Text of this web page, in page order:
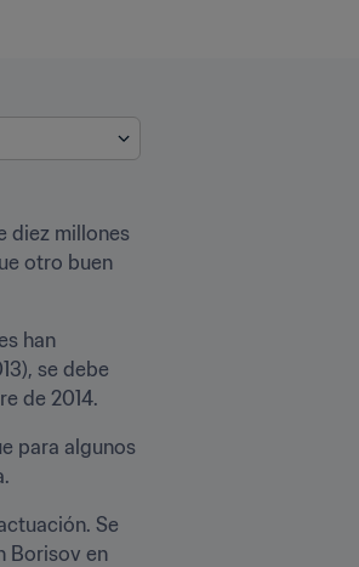
diez millones
otro buen
han
se debe
de 2014.
para algunos
Se
Borisov en